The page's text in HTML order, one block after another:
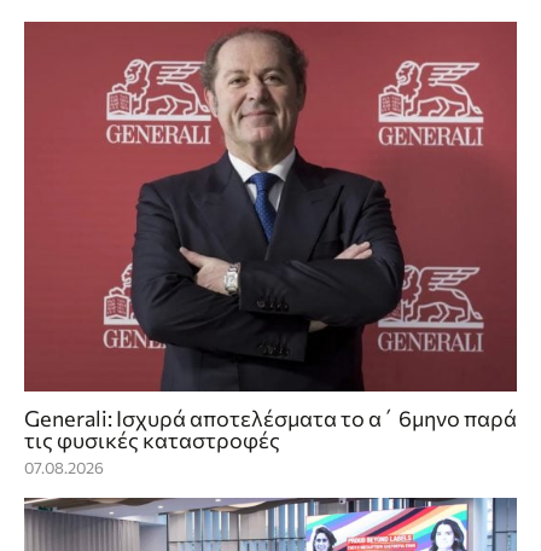
Generali: Ισχυρά αποτελέσματα το α΄ 6μηνο παρά
τις φυσικές καταστροφές
07.08.2026